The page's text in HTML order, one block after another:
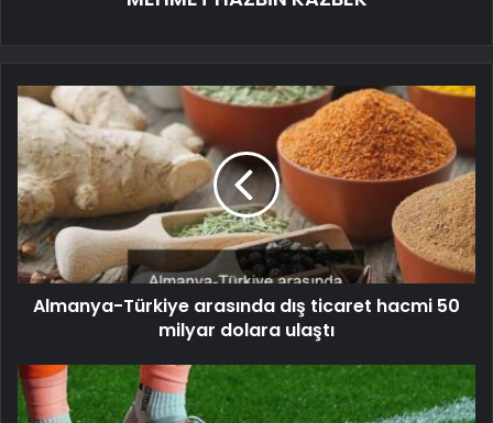
Almanya-Türkiye arasında dış ticaret hacmi 50
milyar dolara ulaştı